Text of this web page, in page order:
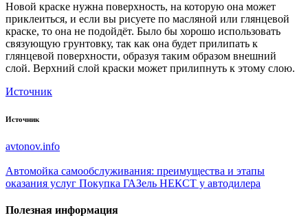
Новой краске нужна поверхность, на которую она может
приклеиться, и если вы рисуете по масляной или глянцевой
краске, то она не подойдёт. Было бы хорошо использовать
связующую грунтовку, так как она будет прилипать к
глянцевой поверхности, образуя таким образом внешний
слой. Верхний слой краски может прилипнуть к этому слою.
Источник
Источник
avtonov.info
Автомойка самообслуживания: преимущества и этапы
оказания услуг Покупка ГАЗель НЕКСТ у автодилера
Полезная информация